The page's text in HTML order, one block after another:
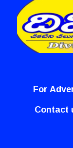
For
Contact